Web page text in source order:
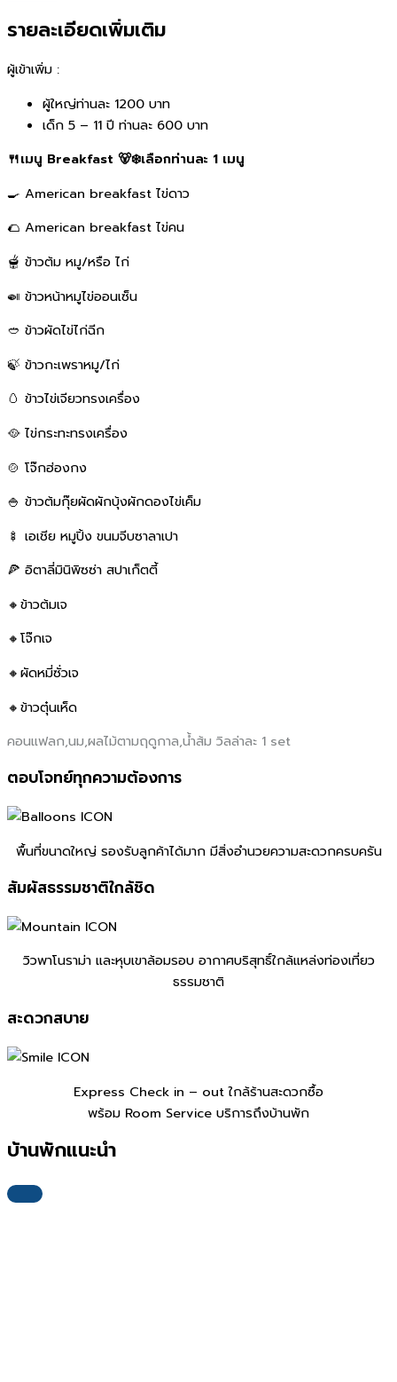
รายละเอียดเพิ่มเติม
ผู้เข้าเพิ่ม :
ผู้ใหญ่ท่านละ 1200 บาท
เด็ก 5 – 11 ปี ท่านละ 600 บาท
🍴เมนู Breakfast 🐻‍❄️เลือกท่านละ 1 เมนู
🍳 American breakfast ไข่ดาว
🌮 American breakfast ไข่คน
🫕 ข้าวต้ม หมู/หรือ ไก่
🍛 ข้าวหน้าหมูไข่ออนเซ็น
🥙 ข้าวผัดไข่ไก่ฉีก
🍃 ข้าวกะเพราหมู/ไก่
🥚 ข้าวไข่เจียวทรงเครื่อง
🥘 ไข่กระทะทรงเครื่อง
🍲 โจ๊กฮ่องกง
🍚 ข้าวต้มกุ๊ยผัดผักบุ้งผักดองไข่เค็ม
🍢 เอเชีย หมูปิ้ง ขนมจีบซาลาเปา
🍕 อิตาลี่มินิพิซซ่า สปาเก็ตตี้
🔸ข้าวต้มเจ
🔸โจ๊กเจ
🔸ผัดหมี่ซั่วเจ
🔸ข้าวตุ๋นเห็ด
คอนแฟลก,นม,ผลไม้ตามฤดูกาล,น้ำส้ม วิลล่าละ 1 set
ตอบโจทย์ทุกความต้องการ
พื้นที่ขนาดใหญ่ รองรับลูกค้าได้มาก มีสิ่งอํานวยความสะดวกครบครัน
สัมผัสธรรมชาติใกล้ชิด
วิวพาโนราม่า และหุบเขาล้อมรอบ อากาศบริสุทธิ์ใกล้แหล่งท่องเที่ยว
ธรรมชาติ
สะดวกสบาย
Express Check in – out ใกล้ร้านสะดวกซื้อ
พร้อม Room Service บริการถึงบ้านพัก
บ้านพักแนะนำ